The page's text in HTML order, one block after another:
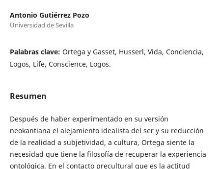
Antonio Gutiérrez Pozo
Universidad de Sevilla
Palabras clave: Ortega y Gasset, Husserl, Vida, Conciencia,
Logos, Life, Conscience, Logos.
Resumen
Después de haber experimentado en su versión
neokantiana el alejamiento idealista del ser y su reducción
de la realidad a subjetividad, a cultura, Ortega siente la
necesidad que tiene la filosofía de recuperar la experiencia
ontológica. En el contacto precultural que es la actitud